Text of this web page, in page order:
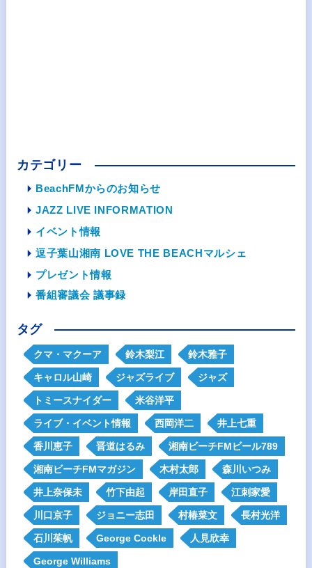
カテゴリー
BeachFMからのお知らせ
JAZZ LIVE INFORMATION
イベント情報
逗子葉山湘南 LOVE THE BEACHマルシェ
プレゼント情報
番組審議会 議事録
タグ
クマ・マクーア 鈴木梨江 鈴木雅子
キャロル山崎 ジャズライブ ジャズ
トミースナイダー 米谷洋平
ライブ・イベント情報 西岡洋二 井上七重
香川恵子 晋道はるみ 湘南ビーチFMビール789
湘南ビーチFMマガジン 木村太郎 森川いつみ
井上奈保未 竹下由起 岸田直子 江刺家愛
川口京子 ジョニー志田 村椿菜文 長村光洋
石川茱帆 George Cockle 人見欣幸
George Williams